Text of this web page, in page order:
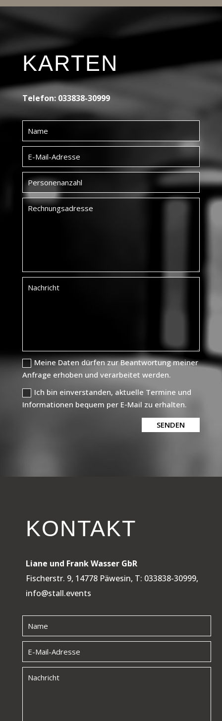
KARTEN
Telefon: 033838-30999
Meine Daten dürfen zur Beantwortung meiner
Anfrage erhoben und verarbeitet werden.
Ich bin einverstanden, aktuelle Termine und
Informationen bequem per E-Mail zu erhalten.
SENDEN
KONTAKT
Liane und Frank Wasser GbR
Fischerstr. 9, 14778 Päwesin, T: 033838-30999,
info@stall.events